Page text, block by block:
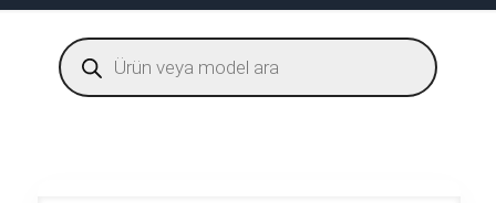
Products
search